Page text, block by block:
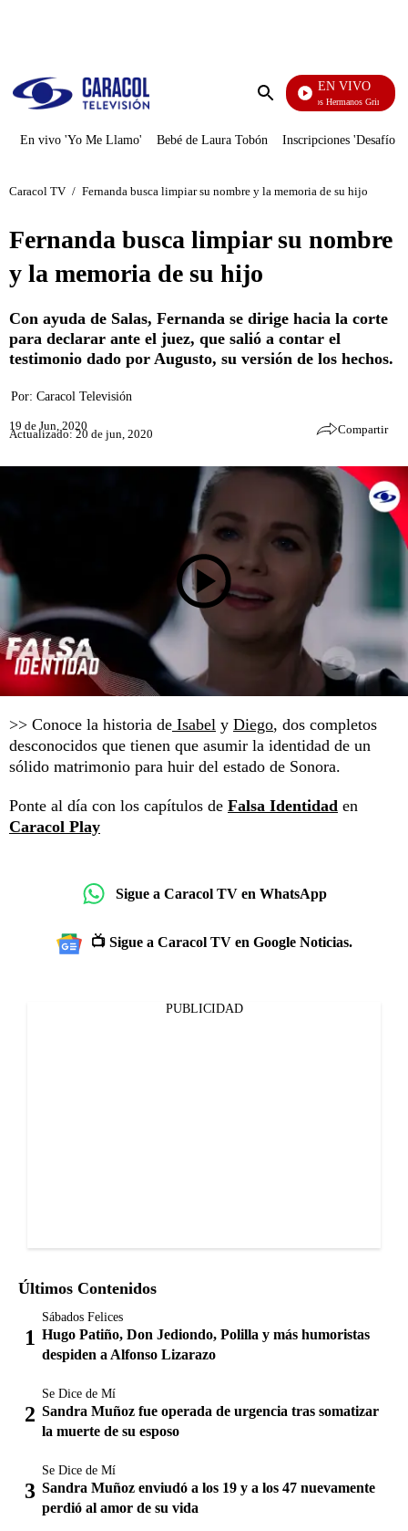
Enviar
EN VIVO
Cuentos De Los Hermanos Grimm
En vivo 'Yo Me Llamo' Bebé de Laura Tobón Inscripciones 'Desafío'
Caracol TV / Fernanda busca limpiar su nombre y la memoria de su hijo
Fernanda busca limpiar su nombre
y la memoria de su hijo
Con ayuda de Salas, Fernanda se dirige hacia la corte
para declarar ante el juez, que salió a contar el
testimonio dado por Augusto, su versión de los hechos.
Por: Caracol Televisión
19 de Jun, 2020
Actualizado: 20 de jun, 2020 Compartir
>> Conoce la historia de Isabel y Diego, dos completos
desconocidos que tienen que asumir la identidad de un
sólido matrimonio para huir del estado de Sonora.
Ponte al día con los capítulos de Falsa Identidad en
Caracol Play
Sigue a Caracol TV en WhatsApp
📺 Sigue a Caracol TV en Google Noticias.
PUBLICIDAD
Últimos Contenidos
Sábados Felices
Hugo Patiño, Don Jediondo, Polilla y más humoristas
despiden a Alfonso Lizarazo
Se Dice de Mí
Sandra Muñoz fue operada de urgencia tras somatizar
la muerte de su esposo
Se Dice de Mí
Sandra Muñoz enviudó a los 19 y a los 47 nuevamente
perdió al amor de su vida